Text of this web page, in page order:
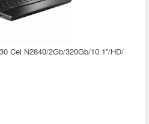
Cel N2840/2Gb/320Gb/10.1''/HD/